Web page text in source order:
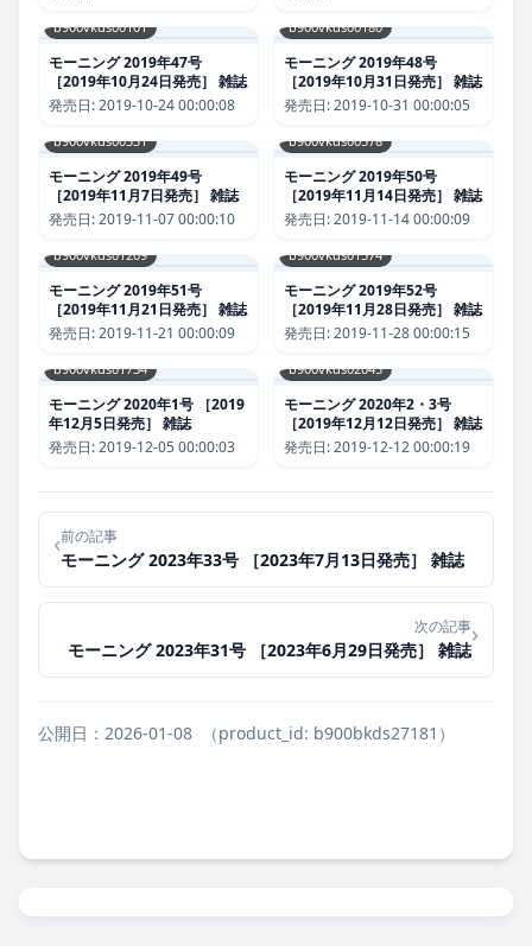
b900vkds00101
モーニング 2019年47号
［2019年10月24日発売］ 雑誌
発売日:2019-10-24 00:00:08
b900vkds00180
モーニング 2019年48号
［2019年10月31日発売］ 雑誌
発売日:2019-10-31 00:00:05
b900vkds00331
モーニング 2019年49号
［2019年11月7日発売］ 雑誌
発売日:2019-11-07 00:00:10
b900vkds00578
モーニング 2019年50号
［2019年11月14日発売］ 雑誌
発売日:2019-11-14 00:00:09
b900vkds01209
モーニング 2019年51号
［2019年11月21日発売］ 雑誌
発売日:2019-11-21 00:00:09
b900vkds01574
モーニング 2019年52号
［2019年11月28日発売］ 雑誌
発売日:2019-11-28 00:00:15
b900vkds01734
モーニング 2020年1号 ［2019
年12月5日発売］ 雑誌
発売日:2019-12-05 00:00:03
b900vkds02045
モーニング 2020年2・3号
［2019年12月12日発売］ 雑誌
発売日:2019-12-12 00:00:19
‹前の記事
モーニング 2023年33号 ［2023年7月13日発売］ 雑誌
次の記事
モーニング 2023年31号 ［2023年6月29日発売］ 雑誌
›
公開日：2026-01-08 （product_id: b900bkds27181）